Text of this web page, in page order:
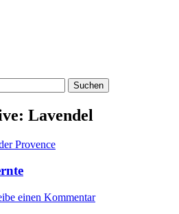
Lavendel
Provence
einen Kommentar